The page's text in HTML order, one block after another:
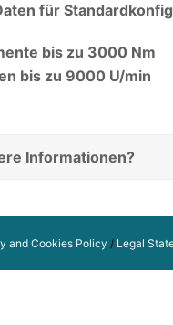
für
bis zu 3000 Nm
bis zu 9000 U/min
Informationen?
and Cookies Policy / Legal